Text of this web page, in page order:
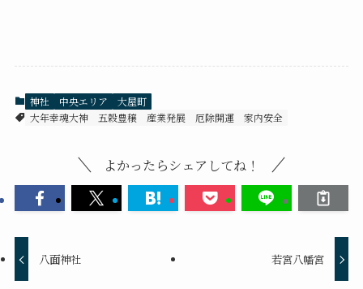
神社 中央エリア
大屋町
大年幸魂大神
五穀豊穣 産業発展 厄除開運 家内安全
よかったらシェアしてね！
八面神社 若宮八幡宮